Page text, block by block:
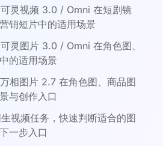
灵视频 3.0 / Omni 在短剧镜
销短片中的适用场景
灵图片 3.0 / Omni 在角色图、
的适用场景
相图片 2.7 在角色图、商品图
与创作入口
视频任务，快速判断适合的图
一步入口